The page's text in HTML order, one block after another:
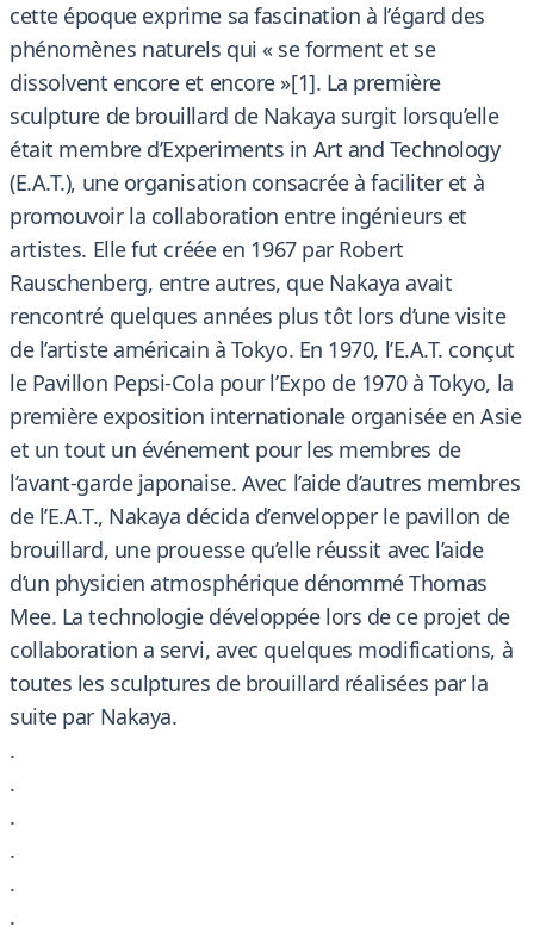
cette époque exprime sa fascination à l’égard des
phénomènes naturels qui « se forment et se
dissolvent encore et encore »[1]. La première
sculpture de brouillard de Nakaya surgit lorsqu’elle
était membre d’Experiments in Art and Technology
(E.A.T.), une organisation consacrée à faciliter et à
promouvoir la collaboration entre ingénieurs et
artistes. Elle fut créée en 1967 par Robert
Rauschenberg, entre autres, que Nakaya avait
rencontré quelques années plus tôt lors d’une visite
de l’artiste américain à Tokyo. En 1970, l’E.A.T. conçut
le Pavillon Pepsi-Cola pour l’Expo de 1970 à Tokyo, la
première exposition internationale organisée en Asie
et un tout un événement pour les membres de
l’avant-garde japonaise. Avec l’aide d’autres membres
de l’E.A.T., Nakaya décida d’envelopper le pavillon de
brouillard, une prouesse qu’elle réussit avec l’aide
d’un physicien atmosphérique dénommé Thomas
Mee. La technologie développée lors de ce projet de
collaboration a servi, avec quelques modifications, à
toutes les sculptures de brouillard réalisées par la
suite par Nakaya.
.
.
.
.
.
.